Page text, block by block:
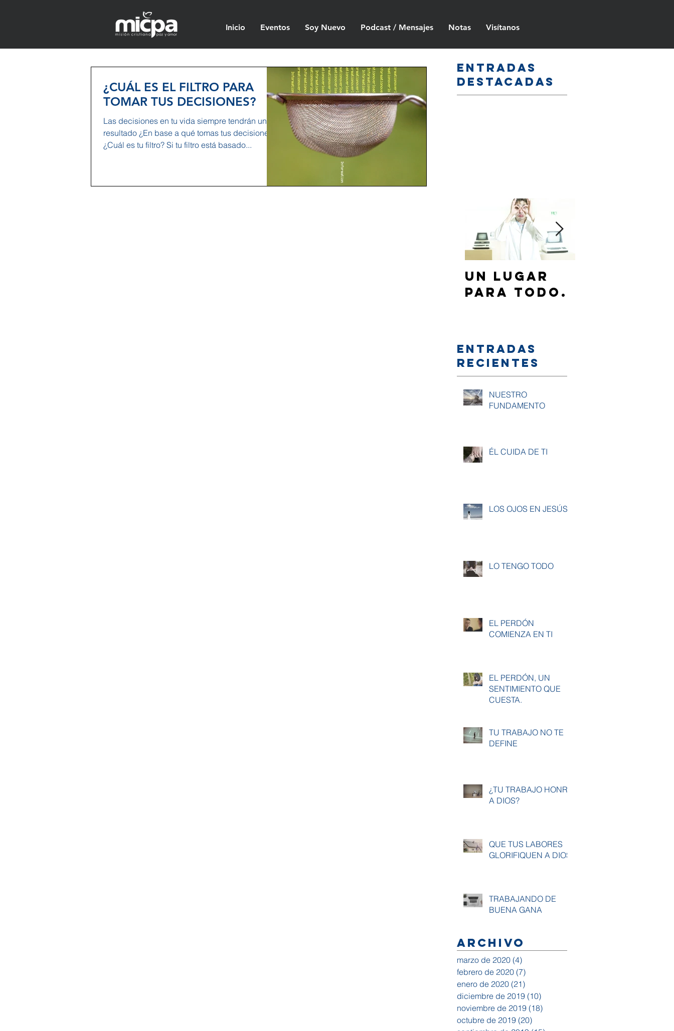
Inicio Eventos Soy Nuevo Podcast / Mensajes Notas Visítanos
¿CUÁL ES EL FILTRO PARA
TOMAR TUS DECISIONES?
Las decisiones en tu vida siempre tendrán un
resultado ¿En base a qué tomas tus decisiones?
¿Cuál es tu filtro? Si tu filtro está basado...
Entradas
destacadas
Un lugar
para todo.
Entradas
recientes
NUESTRO
FUNDAMENTO
ÉL CUIDA DE TI
LOS OJOS EN JESÚS
LO TENGO TODO
EL PERDÓN
COMIENZA EN TI
EL PERDÓN, UN
SENTIMIENTO QUE
CUESTA.
TU TRABAJO NO TE
DEFINE
¿TU TRABAJO HONRA
A DIOS?
QUE TUS LABORES
GLORIFIQUEN A DIOS
TRABAJANDO DE
BUENA GANA
Archivo
marzo de 2020 (4)
febrero de 2020 (7)
enero de 2020 (21)
diciembre de 2019 (10)
noviembre de 2019 (18)
octubre de 2019 (20)